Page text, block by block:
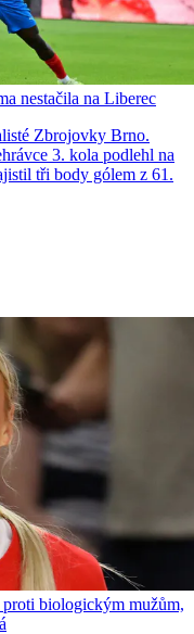
nestačila na Liberec
Zbrojovky Brno.
3. kola podlehl na
tři body gólem z 61.
biologickým mužům,